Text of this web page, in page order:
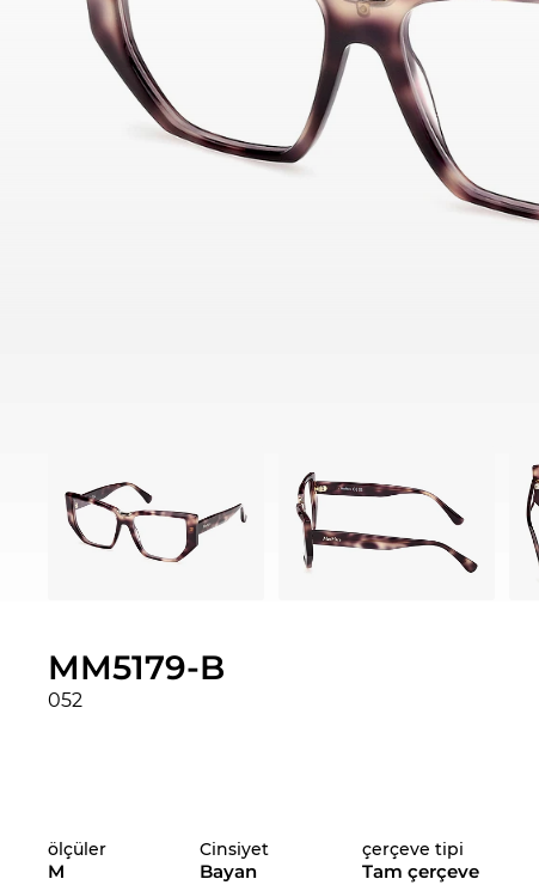
MM5179-B
052
ölçüler
M
Cinsiyet
Bayan
çerçeve tipi
Tam çerçeve